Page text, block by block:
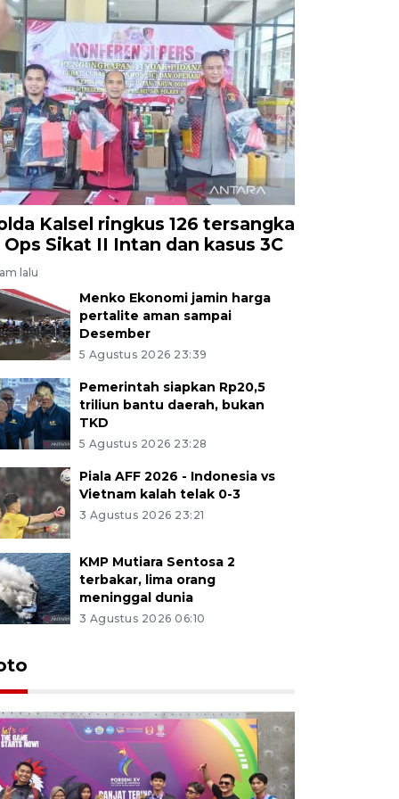
Kalsel ringkus 126 tersangka
Ops Sikat II Intan dan kasus 3C
lalu
Menko Ekonomi jamin harga
pertalite aman sampai
Desember
5 Agustus 2026 23:39
Pemerintah siapkan Rp20,5
triliun bantu daerah, bukan
TKD
5 Agustus 2026 23:28
Piala AFF 2026 - Indonesia vs
Vietnam kalah telak 0-3
3 Agustus 2026 23:21
KMP Mutiara Sentosa 2
terbakar, lima orang
meninggal dunia
3 Agustus 2026 06:10